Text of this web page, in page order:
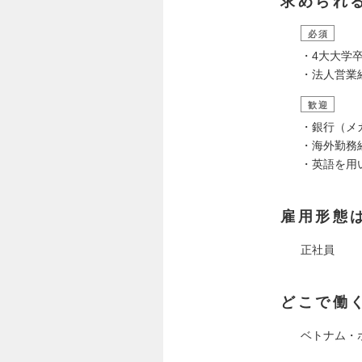
必須
・4大大学
・法人営
歓迎
・銀行（
・海外勤務
・英語を
雇用形態
正社員
どこで働
ベトナム・